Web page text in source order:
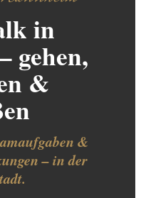
in
gehen,
&
&
– in der